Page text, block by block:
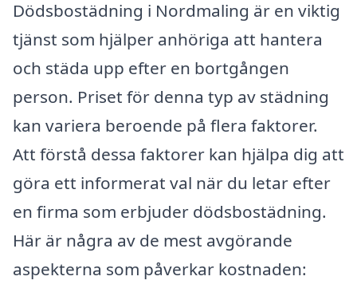
Dödsbostädning i Nordmaling är en viktig
tjänst som hjälper anhöriga att hantera
och städa upp efter en bortgången
person. Priset för denna typ av städning
kan variera beroende på flera faktorer.
Att förstå dessa faktorer kan hjälpa dig att
göra ett informerat val när du letar efter
en firma som erbjuder dödsbostädning.
Här är några av de mest avgörande
aspekterna som påverkar kostnaden: